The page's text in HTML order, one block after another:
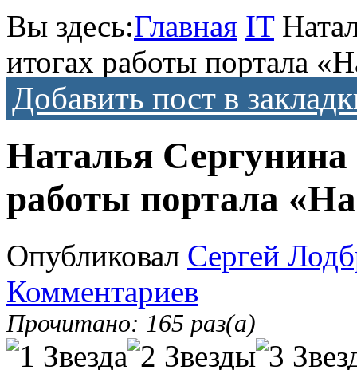
Вы здесь:Главная IT
итогах работы портала
Добавить пост в
Наталья Сергунина
работы портала
Опубликовал Сергей
Комментариев
Прочитано: 165 раз(а)